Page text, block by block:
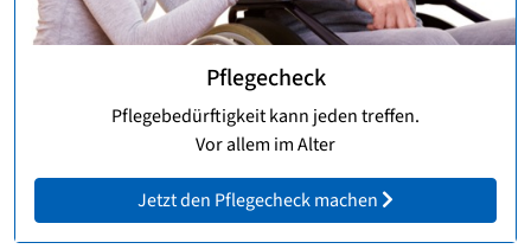
Pflegecheck
Pflegebedürftigkeit kann jeden treffen.
Vor allem im Alter
Jetzt den Pflegecheck machen